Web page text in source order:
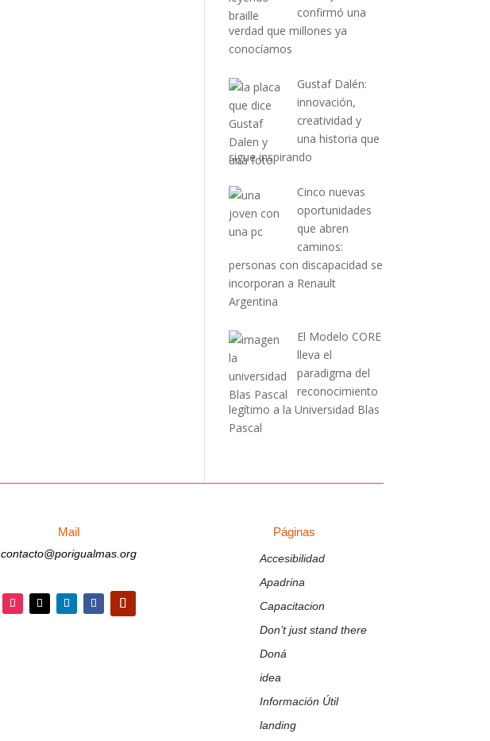
confirmó una
verdad que millones ya
conocíamos
Gustaf Dalén:
innovación,
creatividad y
una historia que
sigue inspirando
Cinco nuevas
oportunidades
que abren
caminos:
personas con discapacidad se
incorporan a Renault
Argentina
El Modelo CORE
lleva el
paradigma del
reconocimiento
legítimo a la Universidad Blas
Pascal
Mail
contacto@porigualmas.org
Facebook
Páginas
Accesibilidad
Apadrina
Capacitacion
Don’t just stand there
Doná
idea
Información Útil
landing